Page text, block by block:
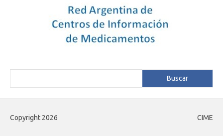
Buscar
Copyright 2026 CIME